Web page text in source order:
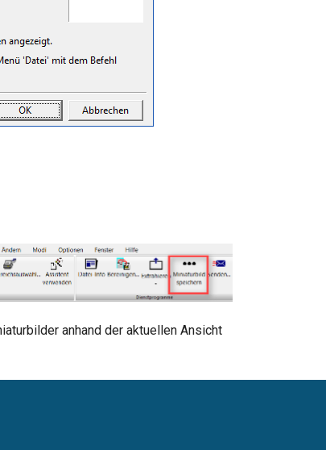
anhand der aktuellen Ansicht